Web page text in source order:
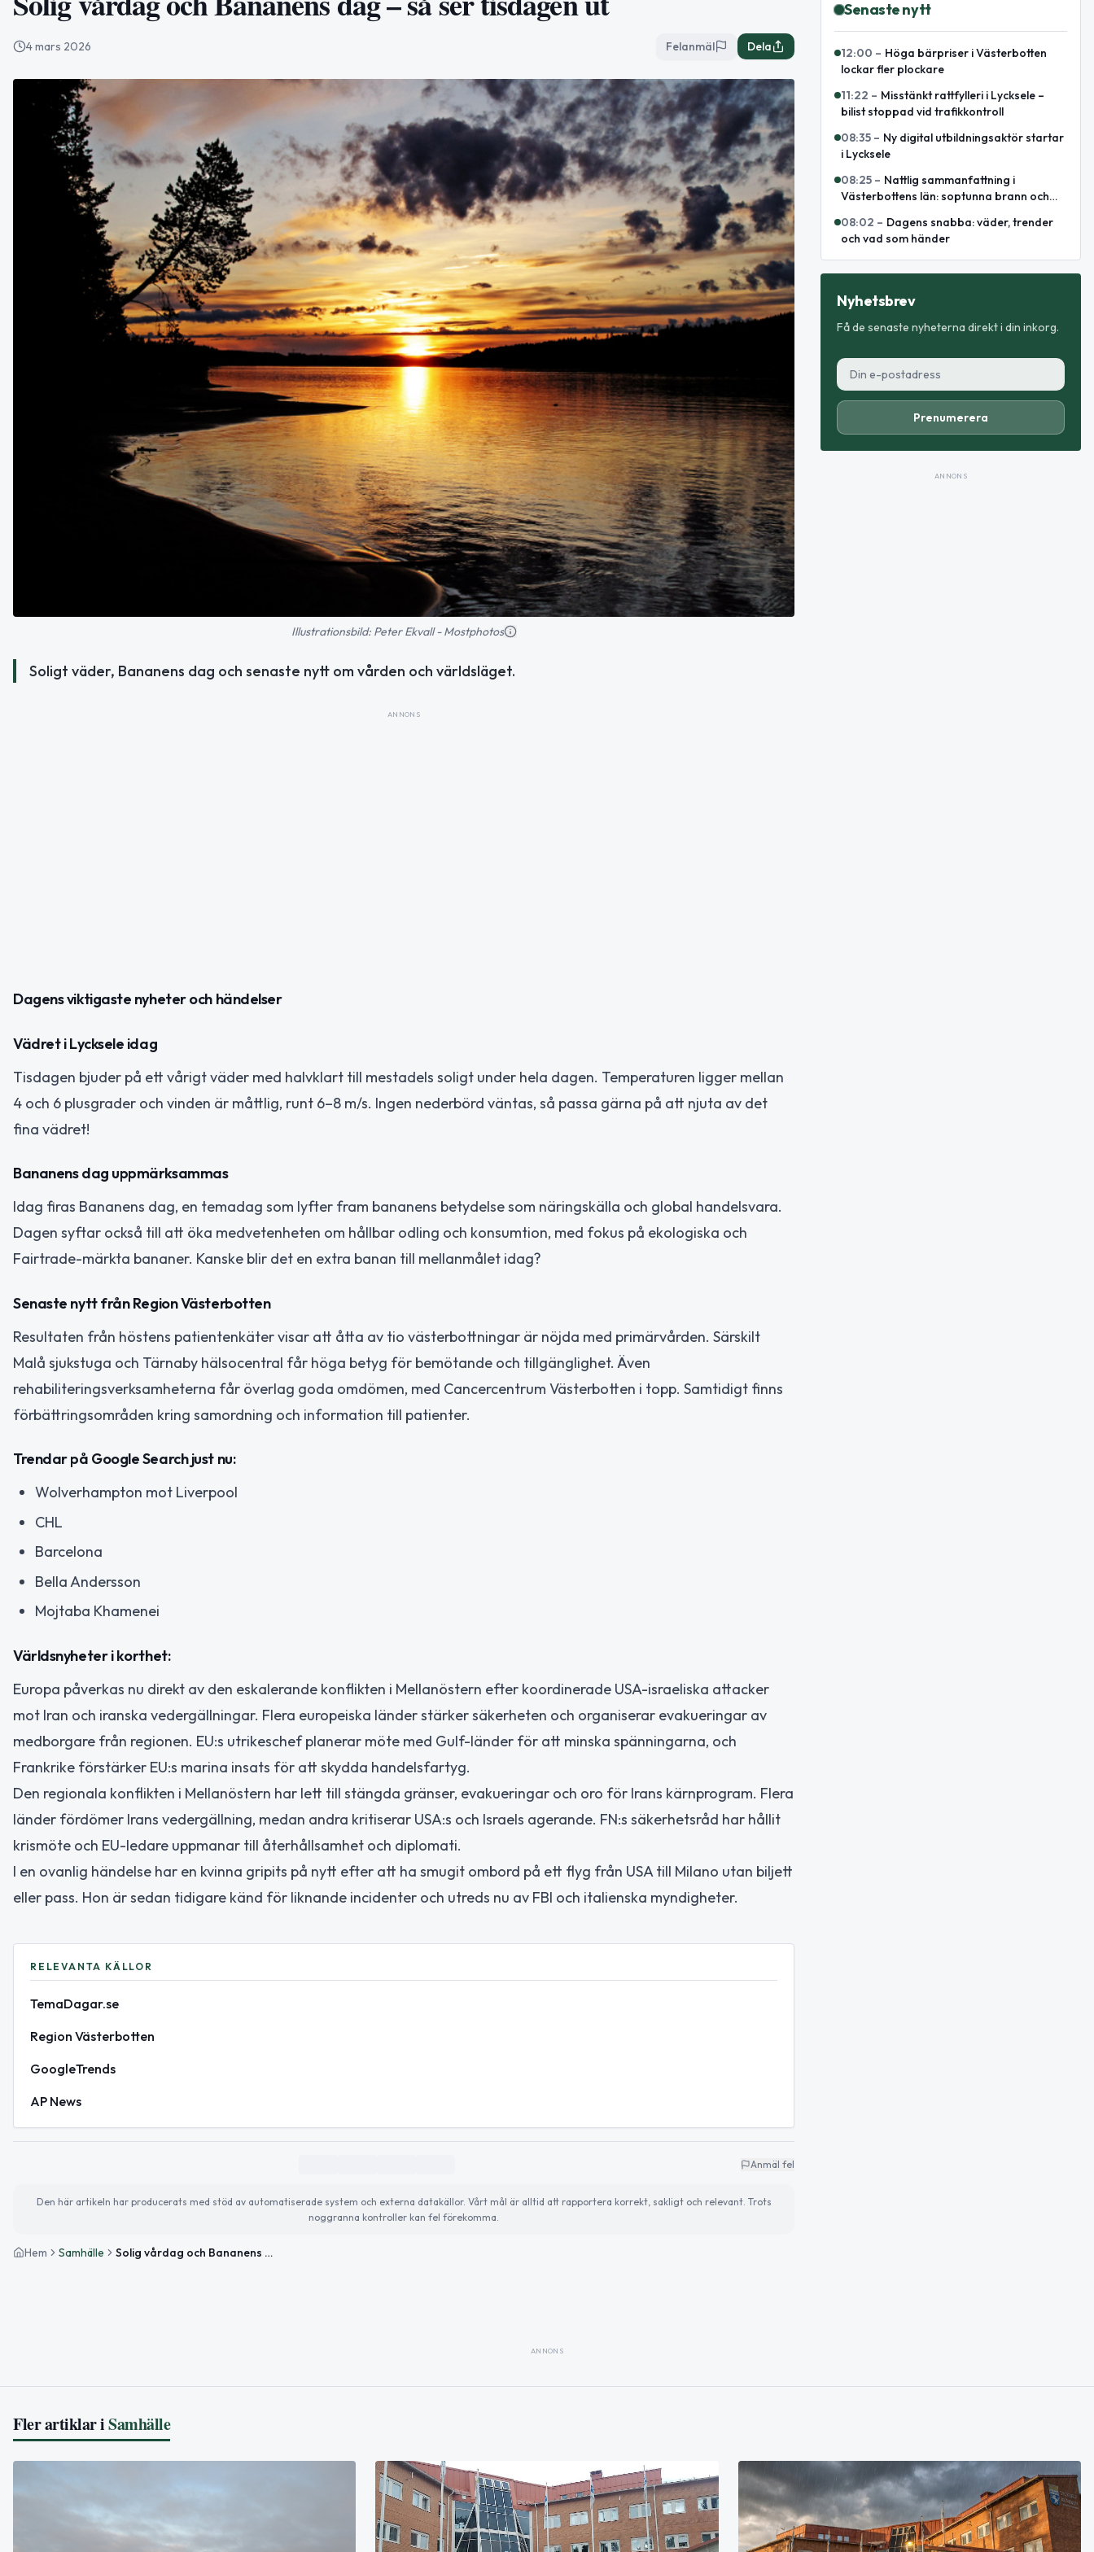
4 mars 2026 Felanmäl Dela
Illustrationsbild: Peter Ekvall - Mostphotos
Soligt väder, Bananens dag och senaste nytt om vården och världsläget.
ANNONS
Dagens viktigaste nyheter och händelser
Vädret i Lycksele idag
Tisdagen bjuder på ett vårigt väder med halvklart till mestadels soligt under hela dagen. Temperaturen ligger mellan
4 och 6 plusgrader och vinden är måttlig, runt 6–8 m/s. Ingen nederbörd väntas, så passa gärna på att njuta av det
fina vädret!
Bananens dag uppmärksammas
Idag firas Bananens dag, en temadag som lyfter fram bananens betydelse som näringskälla och global handelsvara.
Dagen syftar också till att öka medvetenheten om hållbar odling och konsumtion, med fokus på ekologiska och
Fairtrade-märkta bananer. Kanske blir det en extra banan till mellanmålet idag?
Senaste nytt från Region Västerbotten
Resultaten från höstens patientenkäter visar att åtta av tio västerbottningar är nöjda med primärvården. Särskilt
Malå sjukstuga och Tärnaby hälsocentral får höga betyg för bemötande och tillgänglighet. Även
rehabiliteringsverksamheterna får överlag goda omdömen, med Cancercentrum Västerbotten i topp. Samtidigt finns
förbättringsområden kring samordning och information till patienter.
Trendar på Google Search just nu:
Wolverhampton mot Liverpool
CHL
Barcelona
Bella Andersson
Mojtaba Khamenei
Världsnyheter i korthet:
Europa påverkas nu direkt av den eskalerande konflikten i Mellanöstern efter koordinerade USA-israeliska attacker
mot Iran och iranska vedergällningar. Flera europeiska länder stärker säkerheten och organiserar evakueringar av
medborgare från regionen. EU:s utrikeschef planerar möte med Gulf-länder för att minska spänningarna, och
Frankrike förstärker EU:s marina insats för att skydda handelsfartyg.
Den regionala konflikten i Mellanöstern har lett till stängda gränser, evakueringar och oro för Irans kärnprogram. Flera
länder fördömer Irans vedergällning, medan andra kritiserar USA:s och Israels agerande. FN:s säkerhetsråd har hållit
krismöte och EU-ledare uppmanar till återhållsamhet och diplomati.
I en ovanlig händelse har en kvinna gripits på nytt efter att ha smugit ombord på ett flyg från USA till Milano utan biljett
eller pass. Hon är sedan tidigare känd för liknande incidenter och utreds nu av FBI och italienska myndigheter.
RELEVANTA KÄLLOR
TemaDagar.se
Region Västerbotten
GoogleTrends
AP News
Anmäl fel
Den här artikeln har producerats med stöd av automatiserade system och externa datakällor. Vårt mål är alltid att rapportera korrekt, sakligt och relevant. Trots
noggranna kontroller kan fel förekomma.
Hem Samhälle Solig vårdag och Bananens dag – så ser tisdagen ut
Senaste nytt
12:00 – Höga bärpriser i Västerbotten
lockar fler plockare
11:22 – Misstänkt rattfylleri i Lycksele –
bilist stoppad vid trafikkontroll
08:35 – Ny digital utbildningsaktör startar
i Lycksele
08:25 – Nattlig sammanfattning i
Västerbottens län: soptunna brann och
08:02 – Dagens snabba: väder, trender
och vad som händer
Nyhetsbrev
Få de senaste nyheterna direkt i din inkorg.
Prenumerera
ANNONS
ANNONS
Fler artiklar iSamhälle